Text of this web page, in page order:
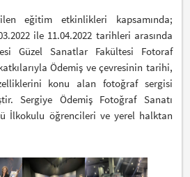
eğitim etkinlikleri kapsamında;
ile 11.04.2022 tarihleri arasında
Güzel Sanatlar Fakültesi Fotoraf
Ödemiş ve çevresinin tarihi,
konu alan fotoğraf sergisi
Sergiye Ödemiş Fotoğraf Sanatı
İlkokulu öğrencileri ve yerel halktan